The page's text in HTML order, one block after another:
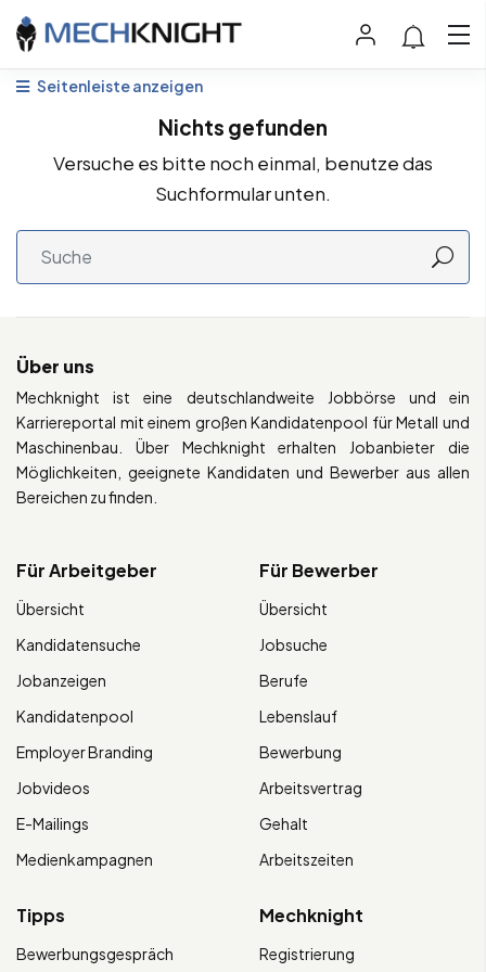
Seitenleiste anzeigen
Nichts gefunden
Versuche es bitte noch einmal, benutze das
Suchformular unten.
Über uns
Mechknight ist eine deutschlandweite Jobbörse und ein
Karriereportal mit einem großen Kandidatenpool für Metall und
Maschinenbau. Über Mechknight erhalten Jobanbieter die
Möglichkeiten, geeignete Kandidaten und Bewerber aus allen
Bereichen zu finden.
Für Arbeitgeber
Übersicht
Kandidatensuche
Jobanzeigen
Kandidatenpool
Employer Branding
Jobvideos
E-Mailings
Medienkampagnen
Für Bewerber
Übersicht
Jobsuche
Berufe
Lebenslauf
Bewerbung
Arbeitsvertrag
Gehalt
Arbeitszeiten
Tipps
Bewerbungsgespräch
Mechknight
Registrierung